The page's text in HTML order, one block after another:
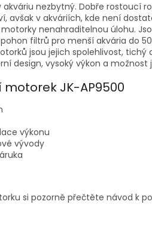
akváriu nezbytný. Dobře rostoucí
avšak v akváriích, kde není
nenahraditelnou úlohu.
filtrů pro menší akvária do
jsou jejich spolehlivost, tichý
design, vysoký výkon a možnost
JK-AP9500
výkonu
vývody
si pozorně přečtěte návod k